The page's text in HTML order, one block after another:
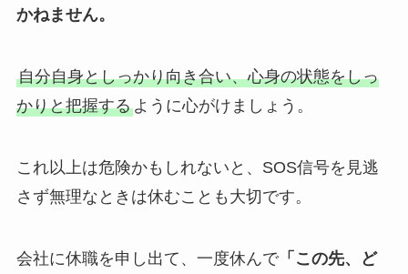
かねません。
自分自身としっかり向き合い、心身の状態をしっ
かりと把握するように心がけましょう。
これ以上は危険かもしれないと、SOS信号を見逃
さず無理なときは休むことも大切です。
会社に休職を申し出て、一度休んで「この先、ど